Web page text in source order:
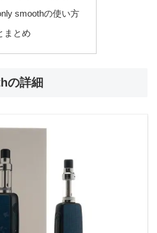
smoothの使い方
まとめ
の詳細